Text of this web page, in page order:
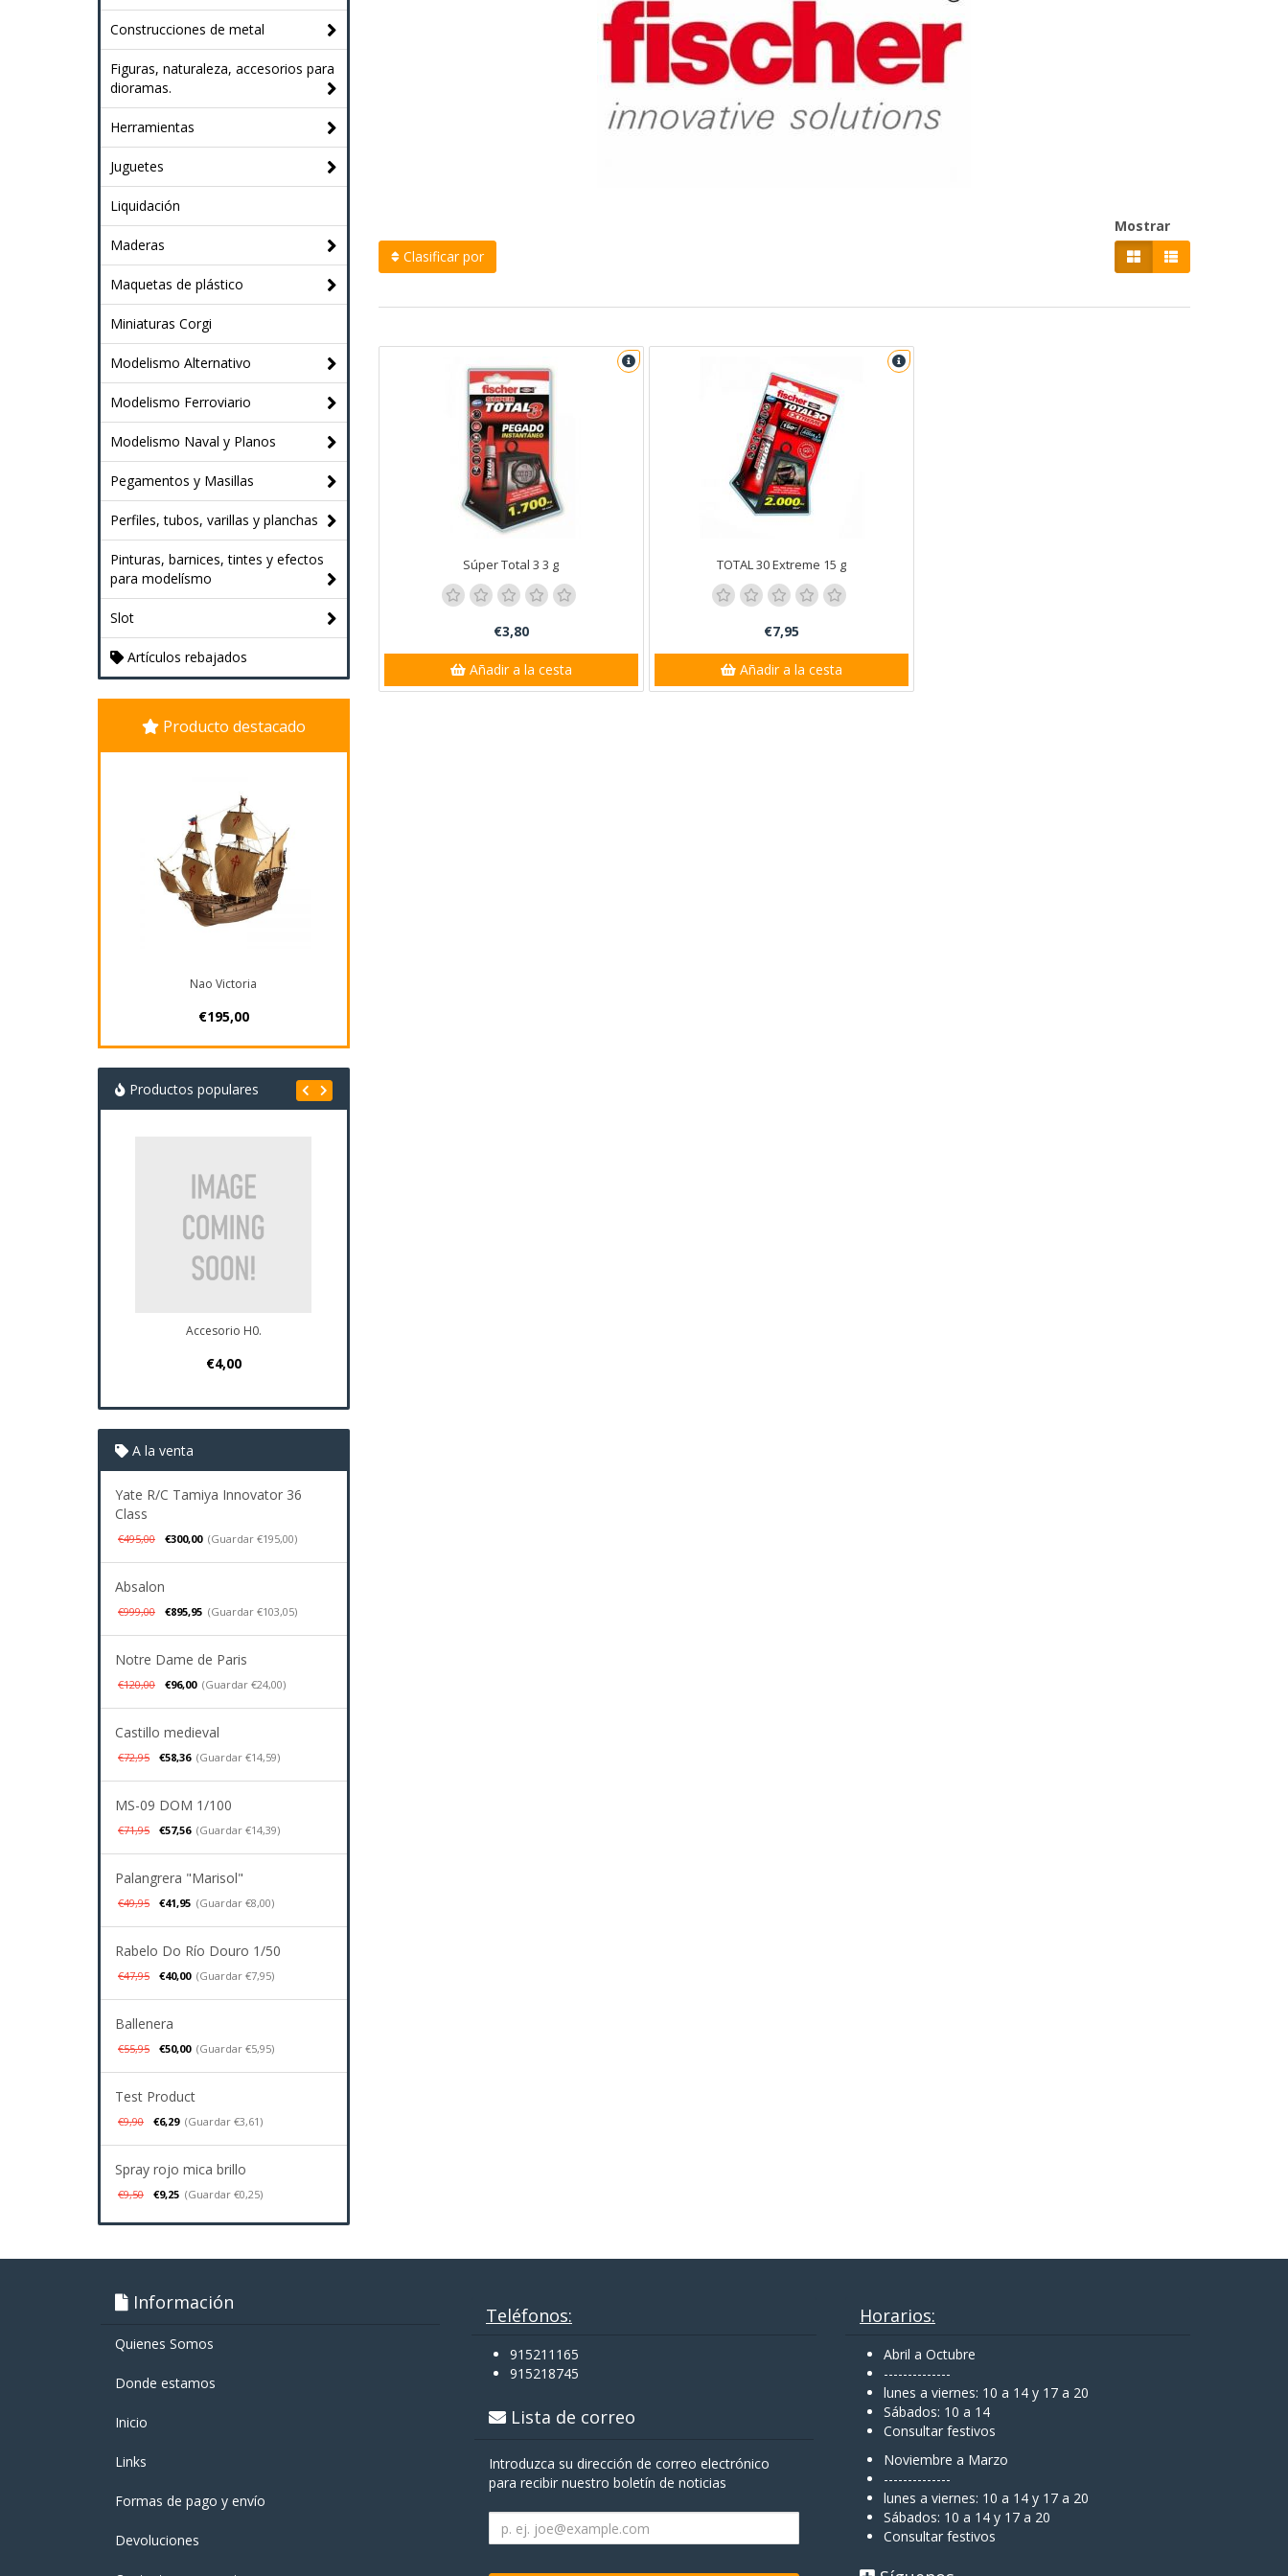
Construcciones de metal
Figuras, naturaleza, accesorios para
dioramas.
Herramientas
Juguetes
Liquidación
Maderas
Maquetas de plástico
Miniaturas Corgi
Modelismo Alternativo
Modelismo Ferroviario
Modelismo Naval y Planos
Pegamentos y Masillas
Perfiles, tubos, varillas y planchas
Pinturas, barnices, tintes y efectos
para modelísmo
Slot
Artículos rebajados
Producto destacado
Nao Victoria
€195,00
Productos populares
Accesorio H0.
€4,00
A la venta
Yate R/C Tamiya Innovator 36
Class
€495,00 €300,00 (Guardar €195,00)
Absalon
€999,00 €895,95 (Guardar €103,05)
Notre Dame de Paris
€120,00 €96,00 (Guardar €24,00)
Castillo medieval
€72,95 €58,36 (Guardar €14,59)
MS-09 DOM 1/100
€71,95 €57,56 (Guardar €14,39)
Palangrera "Marisol"
€49,95 €41,95 (Guardar €8,00)
Rabelo Do Río Douro 1/50
€47,95 €40,00 (Guardar €7,95)
Ballenera
€55,95 €50,00 (Guardar €5,95)
Test Product
€9,90 €6,29 (Guardar €3,61)
Spray rojo mica brillo
€9,50 €9,25 (Guardar €0,25)
Clasificar por
Mostrar
Súper Total 3 3 g
€3,80
Añadir a la cesta
TOTAL 30 Extreme 15 g
€7,95
Añadir a la cesta
Información
Quienes Somos
Donde estamos
Inicio
Links
Formas de pago y enví­o
Devoluciones
Teléfonos:
915211165
915218745
Lista de correo
Introduzca su dirección de correo electrónico
para recibir nuestro boletín de noticias
Horarios:
Abril a Octubre
--------------
lunes a viernes: 10 a 14 y 17 a 20
Sábados: 10 a 14
Consultar festivos
Noviembre a Marzo
--------------
lunes a viernes: 10 a 14 y 17 a 20
Sábados: 10 a 14 y 17 a 20
Consultar festivos